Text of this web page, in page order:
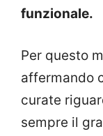
funzionale.
Per questo
affermando
curate
sempre il